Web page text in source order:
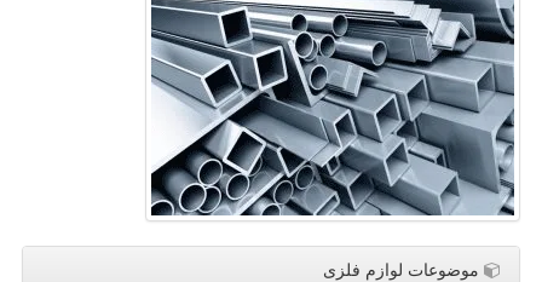
موضوعات لوازم فلزی